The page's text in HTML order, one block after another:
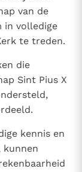
uitgave
autonomie
toe
noodzaak om
beschikbaar
van de
in volledige
te treden.
die
Sint Pius X
kennis en
kunnen